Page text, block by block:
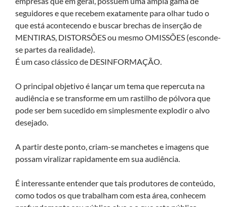
seguidores e que recebem exatamente para olhar tudo o
que está acontecendo e buscar brechas de inserção de
MENTIRAS, DISTORSÕES ou mesmo OMISSÕES (esconde-
se partes da realidade).
É um caso clássico de DESINFORMAÇÃO.
O principal objetivo é lançar um tema que repercuta na
audiência e se transforme em um rastilho de pólvora que
pode ser bem sucedido em simplesmente explodir o alvo
desejado.
A partir deste ponto, criam-se manchetes e imagens que
possam viralizar rapidamente em sua audiência.
É interessante entender que tais produtores de conteúdo,
como todos os que trabalham com esta área, conhecem